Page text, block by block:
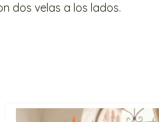
dos velas a los lados.